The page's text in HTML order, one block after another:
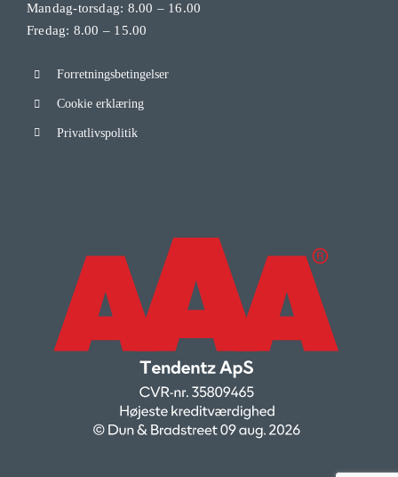
Mandag-torsdag: 8.00 – 16.00
Fredag: 8.00 – 15.00
Forretningsbetingelser
Cookie erklæring
Privatlivspolitik